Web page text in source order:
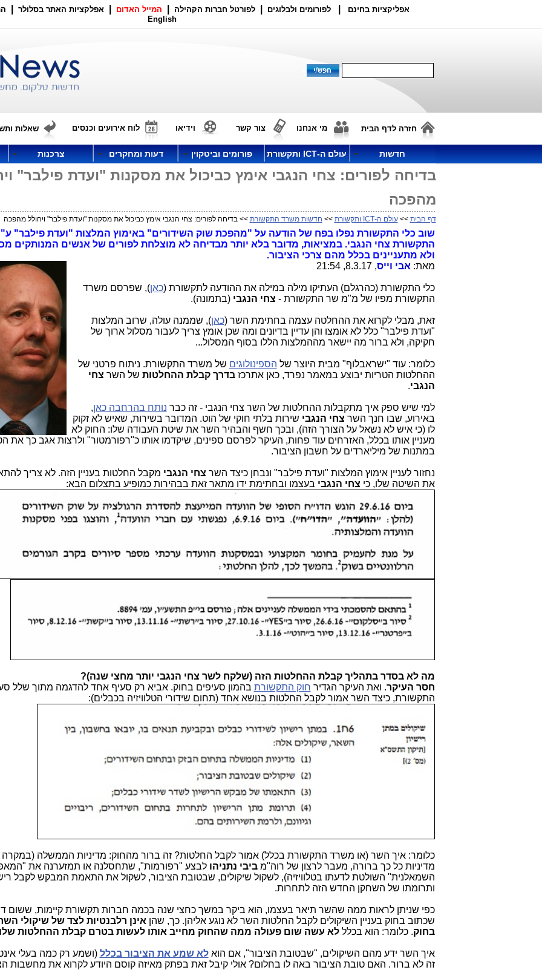
אפליקציות בחינם לפורומים ולבלוגים לפורטל חברות הקהילה המייל האדום אפלקציות האתר בסלולר
English
חזרה לדף הבית מי אנחנו צור קשר וידיאו לוח אירועים וכנסים שאלות
חדשות עולם ה-ICT ותקשורת פורומים וביטקוין דעות ומחקרים צרכנות
בדיחה לפורים: צחי הנגבי אימץ כביכול את מסקנות "ועדת פילבר"
מהפכה
דף הבית >>עולם ה-ICT ותקשורת >> חדשות משרד התקשורת >> בדיחה לפורים: צחי הנגבי אימץ כביכול את מסקנות "ועדת פילבר" ויחולל מהפכה
שוב כלי התקשורת נפלו בפח של הודעה על "מהפכת שוק השידורים" באימוץ המלצות "ועדת פילבר"
התקשורת צחי הנגבי. במציאות, מדובר בלא יותר מבדיחה לא מוצלחת לפורים של אנשים המנותקים
ולא מתעניינים בכלל מהם צרכי הציבור.
מאת: אבי וייס, 8.3.17, 21:54
כלי התקשורת (כהרגלם) העתיקו מילה במילה את ההודעה לתקשורת (כאן), שפרסם משרד
התקשורת מפיו של מ"מ שר התקשורת - צחי הנגבי (בתמונה).
זאת, מבלי לקרוא את ההחלטה עצמה בחתימת השר (כאן), שממנה עולה, שרוב המלצות
"ועדת פילבר" כלל לא אומצו והן עדיין בדיונים ומה שכן אומץ צריך לעבור מסלול ארוך של
חקיקה, ולא ברור מה יישאר מההמלצות הללו בסוף המסלול...
כלומר: עוד "ישראבלוף" מבית היוצר של הספינולוגים של משרד התקשורת. ניתוח פרטני של
ההחלטות הטריות יבוצע במאמר נפרד, כאן אתרכזבדרך קבלת ההחלטות של השר צחי
הנגבי.
למי שיש ספק איך מתקבלות ההחלטות של השר צחי הנגבי - זה כבר נותח בהרחבה כאן,
באירוע, שבו חנך השר צחי הנגבי שירות בלתי חוקי של הוט. המדובר בשירות, שאיש לא זקוק
לו (כי איש לא נשאל על הצורך הזה), ובכך חשף והבהיר השר את שיטת העבודה שלו: החוק לא
מעניין אותו בכלל, האזרחים עוד פחות, העיקר לפרסם ספינים, שיקדמו אותו כ"רפורמטור" ולרצות אגב כך את
במתנות של מיליארדים על חשבון הציבור.
נחזור לעניין אימוץ המלצות "ועדת פילבר" ונבחן כיצד השר צחי הנגבי מקבל החלטות בעניין הזה. לא צריך
את השיטה שלו, כי צחי הנגבי בעצמו ובחתימת ידו מתאר זאת בבהירות כמופיע בתצלום הבא:
מה לא בסדר בתהליך קבלת ההחלטות הזה (שלקח לשר צחי הנגבי יותר מחצי שנה)?
חסר העיקר. ואת העיקר הגדיר חוק התקשורת בהמון סעיפים בחוק. אביא רק סעיף אחד להדגמה מתוך שלל
התקשורת, כיצד השר אמור לקבל החלטות בנושא אחד (תחום שידורי הטלוויזיה בכבלים):
כלומר: איך השר (או משרד התקשורת בכלל) אמור לקבל החלטות? זה ברור מהחוק: מדיניות הממשלה (במקרה
מדיניות כל כך ברורה, מעבר לרצון של רוה"מביבי נתניהו לבצע "רפורמות", שתחסלנה או תמזערנה את
השמאלנית" השולטת לדעתו בטלוויזיה), לשקול שיקולים, שבטובת הציבור, לשקול את התאמת המבקש לקבל
ותרומתו של השחקן החדש הזה לתחרות.
כפי שניתן לראות ממה שהשר תיאר בעצמו, הוא ביקר במשך כחצי שנה בכמה חברות תקשורת קיימות, ששום
שכתוב בחוק בעניין השיקולים לקבל החלטות השר לא נוגע אליהן. כך, שהן אינן רלבנטיות לצד של שיקולי
בחוק. כלומר: הוא בכלל לא עשה שום פעולה ממה שהחוק מחייב אותו לעשות בטרם קבלת ההחלטות
איך השר ידע מהם השיקולים, "שבטובת הציבור", אם הואלא שמע את הציבור בכלל (ושמע רק כמה בעלי
זה לא ברור. האם טובת הציבור באה לו בחלום? אולי קיבל זאת בפתק מאיזה קוסם היודע לקרוא את מחשבות